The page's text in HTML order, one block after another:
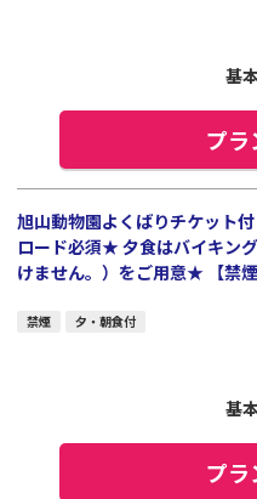
基
プラ
旭山動物園よくばりチケット
ロード必須★ 夕食はバイキン
けません。）をご用意★ 【禁
禁煙 夕・朝食付
基
プラ